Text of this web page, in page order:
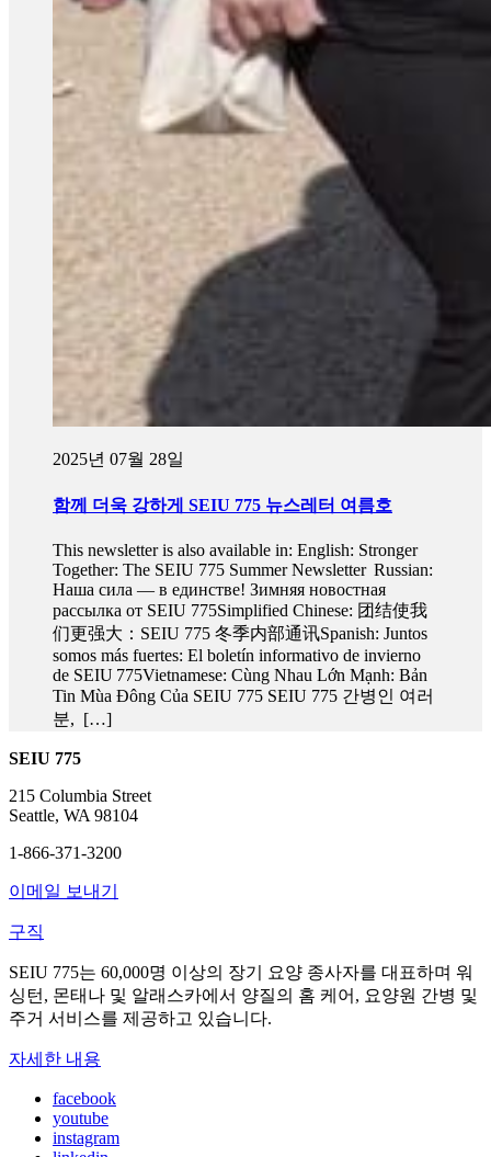
2025년 07월 28일
함께 더욱 강하게 SEIU 775 뉴스레터 여름호
This newsletter is also available in: English: Stronger
Together: The SEIU 775 Summer Newsletter Russian:
Наша сила — в единстве! Зимняя новостная
рассылка от SEIU 775Simplified Chinese: 团结使我
们更强大：SEIU 775 冬季内部通讯Spanish: Juntos
somos más fuertes: El boletín informativo de invierno
de SEIU 775Vietnamese: Cùng Nhau Lớn Mạnh: Bản
Tin Mùa Đông Của SEIU 775 SEIU 775 간병인 여러
분, […]
SEIU 775
215 Columbia Street
Seattle, WA 98104
1-866-371-3200
이메일 보내기
구직
SEIU 775는 60,000명 이상의 장기 요양 종사자를 대표하며 워
싱턴, 몬태나 및 알래스카에서 양질의 홈 케어, 요양원 간병 및
주거 서비스를 제공하고 있습니다.
자세한 내용
facebook
youtube
instagram